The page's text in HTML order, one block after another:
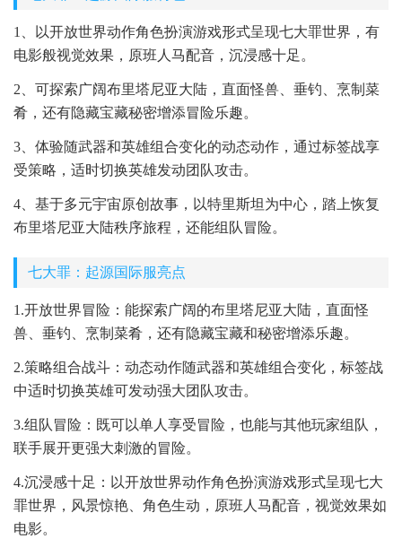
1、以开放世界动作角色扮演游戏形式呈现七大罪世界，有
电影般视觉效果，原班人马配音，沉浸感十足。
2、可探索广阔布里塔尼亚大陆，直面怪兽、垂钓、烹制菜
肴，还有隐藏宝藏秘密增添冒险乐趣。
3、体验随武器和英雄组合变化的动态动作，通过标签战享
受策略，适时切换英雄发动团队攻击。
4、基于多元宇宙原创故事，以特里斯坦为中心，踏上恢复
布里塔尼亚大陆秩序旅程，还能组队冒险。
七大罪：起源国际服亮点
1.开放世界冒险：能探索广阔的布里塔尼亚大陆，直面怪
兽、垂钓、烹制菜肴，还有隐藏宝藏和秘密增添乐趣。
2.策略组合战斗：动态动作随武器和英雄组合变化，标签战
中适时切换英雄可发动强大团队攻击。
3.组队冒险：既可以单人享受冒险，也能与其他玩家组队，
联手展开更强大刺激的冒险。
4.沉浸感十足：以开放世界动作角色扮演游戏形式呈现七大
罪世界，风景惊艳、角色生动，原班人马配音，视觉效果如
电影。